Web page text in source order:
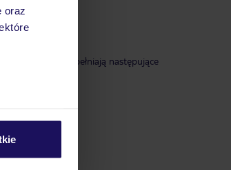
oraz
dodatkowo spełniają następujące